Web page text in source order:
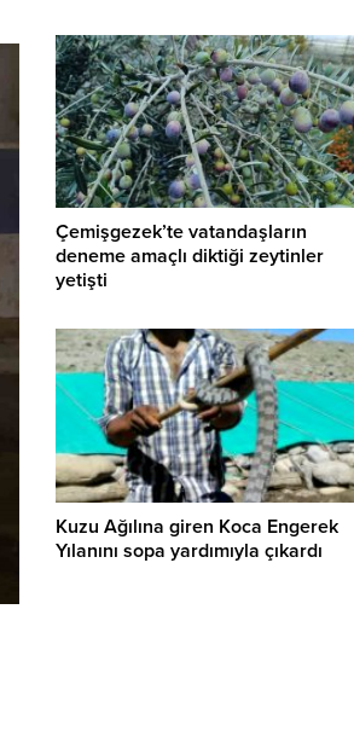
Çemişgezek’te vatandaşların
deneme amaçlı diktiği zeytinler
yetişti
Kuzu Ağılına giren Koca Engerek
Yılanını sopa yardımıyla çıkardı